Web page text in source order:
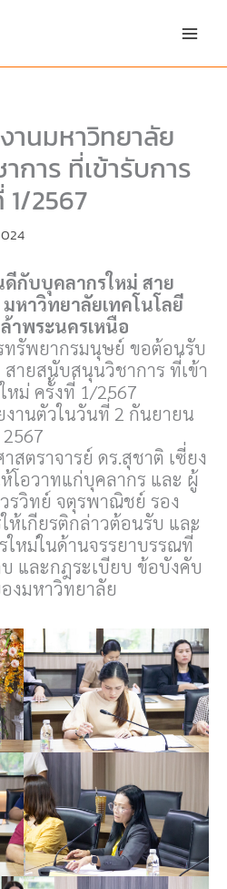
นมหาวิทยาลัย
การ ที่เข้ารับการ
1/2567
กับบุคลากรใหม่ สาย
หาวิทยาลัยเทคโนโลยี
าพระนครเหนือ
ทรัพยากรมนุษย์ ขอต้อนรับ
ายสนับสนุนวิชาการ ที่เข้า
หม่ ครั้งที่ 1/2567
งานตัวในวันที่ 2 กันยายน
2567
สตราจารย์ ดร.สุชาติ เซี่ยง
โอวาทแก่บุคลากร และ ผู้
รวิทย์ จตุรพาณิชย์ รอง
ห้เกียรติกล่าวต้อนรับ และ
ใหม่ในด้านจรรยาบรรณที่
และกฎระเบียบ ข้อบังคับ
งมหาวิทยาลัย